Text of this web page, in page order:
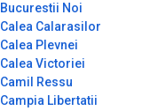
Bucurestii Noi
Calea Calarasilor
Calea Plevnei
Calea Victoriei
Camil Ressu
Campia Libertatii